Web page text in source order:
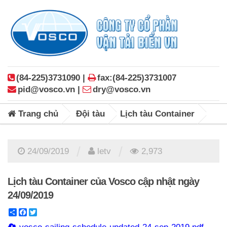
(84-225)3731090 |
fax:(84-225)3731007
pid@vosco.vn |
dry@vosco.vn
Trang chủ Đội tàu Lịch tàu Container
24/09/2019 letv 2,973
Lịch tàu Container của Vosco cập nhật ngày
24/09/2019
ShareFacebook